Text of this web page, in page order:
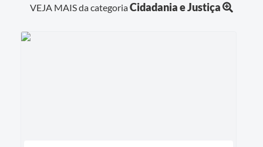
VEJA MAIS da categoriaCidadania e Justiça